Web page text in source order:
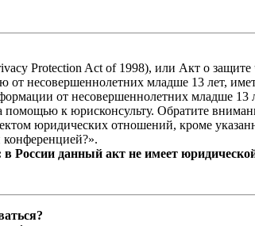
Protection Act of 1998), или Акт о
от несовершеннолетних младше 13 лет,
от несовершеннолетних младше
помощью к юрисконсульту. Обратите
юридических отношений, кроме
конференцией?».
России данный акт не имеет